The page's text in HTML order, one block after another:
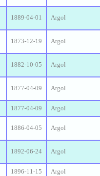
1889-04-01 Argol
1873-12-19 Argol
1882-10-05 Argol
1877-04-09 Argol
1877-04-09 Argol
1886-04-05 Argol
1892-06-24 Argol
1896-11-15 Argol